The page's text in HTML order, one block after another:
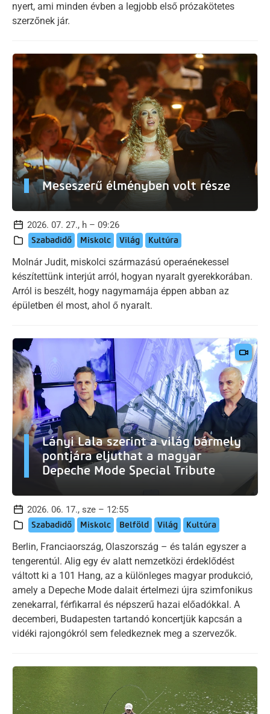
nyert, ami minden évben a legjobb első prózakötetes
szerzőnek jár.
Meseszerű élményben volt része
2026. 07. 27., h – 09:26
Szabadidő Miskolc Világ Kultúra
Molnár Judit, miskolci származású operaénekessel
készítettünk interjút arról, hogyan nyaralt gyerekkorában.
Arról is beszélt, hogy nagymamája éppen abban az
épületben él most, ahol ő nyaralt.
Lányi Lala szerint a világ bármely
pontjára eljuthat a magyar
Depeche Mode Special Tribute
2026. 06. 17., sze – 12:55
Szabadidő Miskolc Belföld Világ Kultúra
Berlin, Franciaország, Olaszország – és talán egyszer a
tengerentúl. Alig egy év alatt nemzetközi érdeklődést
váltott ki a 101 Hang, az a különleges magyar produkció,
amely a Depeche Mode dalait értelmezi újra szimfonikus
zenekarral, férfikarral és népszerű hazai előadókkal. A
decemberi, Budapesten tartandó koncertjük kapcsán a
vidéki rajongókról sem feledkeznek meg a szervezők.